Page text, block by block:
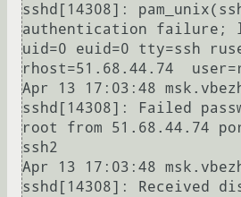
sshd[14308]:
authentication failure;
uid=0 euid=0 tty=ssh
rhost=51.68.44.74
Apr 13 17:03:48
sshd[14308]: Failed
root from 51.68.44.74
ssh2
Apr 13 17:03:48
sshd[14308]: Received